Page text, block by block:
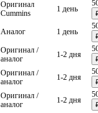
Оригинал
Cummins
1 день
Аналог 1 день
Оригинал /
аналог
1-2 дня
Оригинал /
аналог
1-2 дня
Оригинал /
аналог
1-2 дня